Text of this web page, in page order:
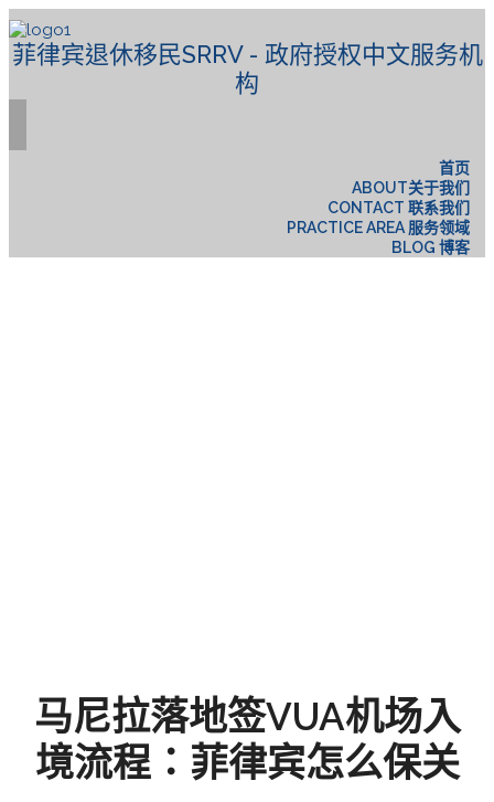
菲律宾退休移民SRRV - 政府授权中文服务机
构
首页
ABOUT关于我们
CONTACT 联系我们
PRACTICE AREA 服务领域
BLOG 博客
马尼拉落地签VUA机场入
境流程：菲律宾怎么保关